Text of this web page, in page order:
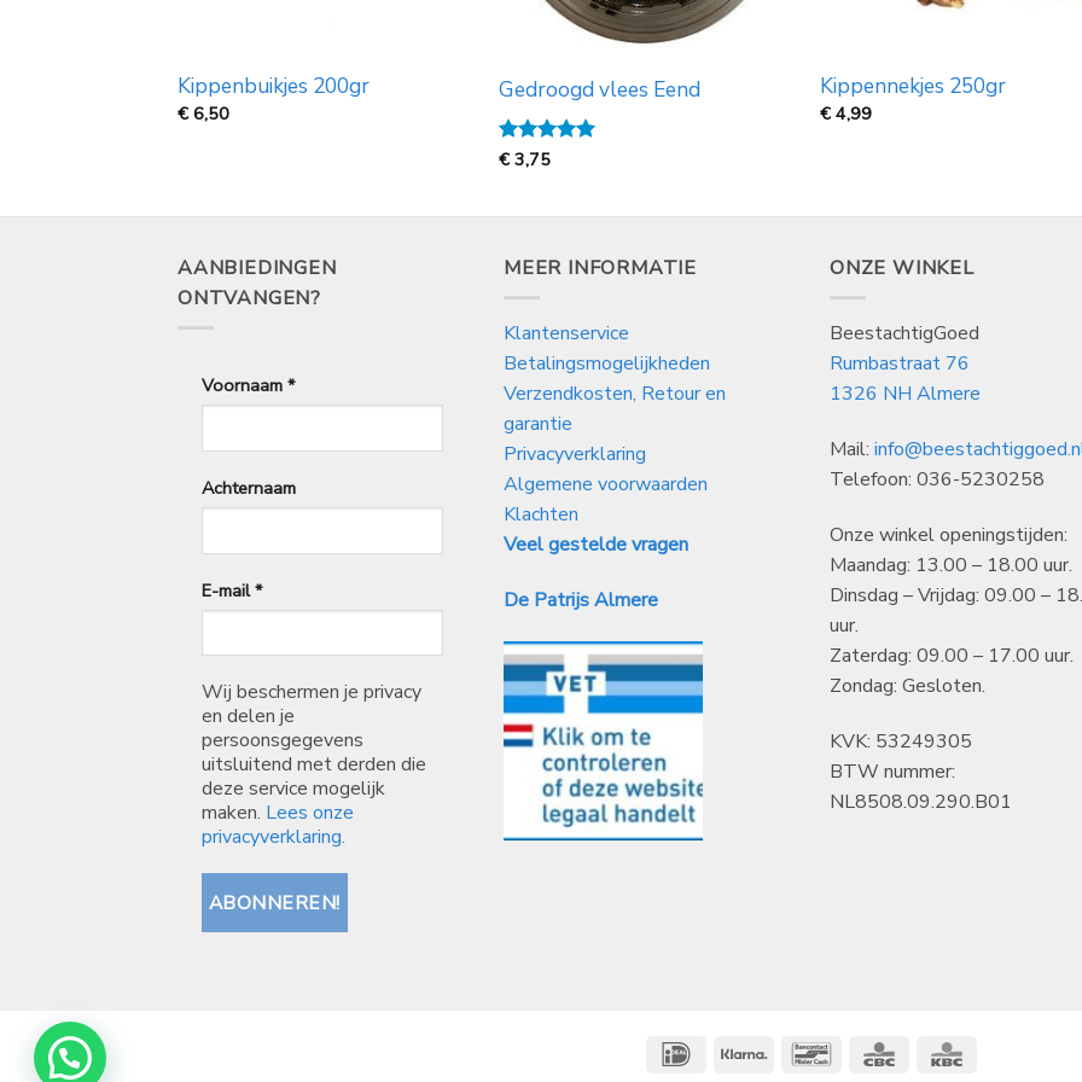
Kippenbuikjes 200gr
€ 6,50
Gedroogd vlees Eend
Gewaardeerd
€3,75
Kippennekjes 250gr
€4,99
AANBIEDINGEN
ONTVANGEN?
Voornaam *
Achternaam
E-mail*
Wij beschermen je privacy
en delen je
persoonsgegevens
uitsluitend met derden die
deze service mogelijk
maken. Lees onze
privacyverklaring.
MEER INFORMATIE
Klantenservice
Betalingsmogelijkheden
Verzendkosten, Retour en
garantie
Privacyverklaring
Algemene voorwaarden
Klachten
Veel gestelde vragen
De Patrijs Almere
ONZE WINKEL
BeestachtigGoed
Rumbastraat 76
1326 NH Almere
Mail:
Telefoon: 036-5230258
Onze winkel openingstijden:
Maandag: 13.00 – 18.00 uur.
Dinsdag – Vrijdag: 09.00 –
uur.
Zaterdag: 09.00 – 17.00 uur.
Zondag: Gesloten.
KVK: 53249305
BTW nummer:
NL8508.09.290.B01
IDeal Klarna BancontactCBC